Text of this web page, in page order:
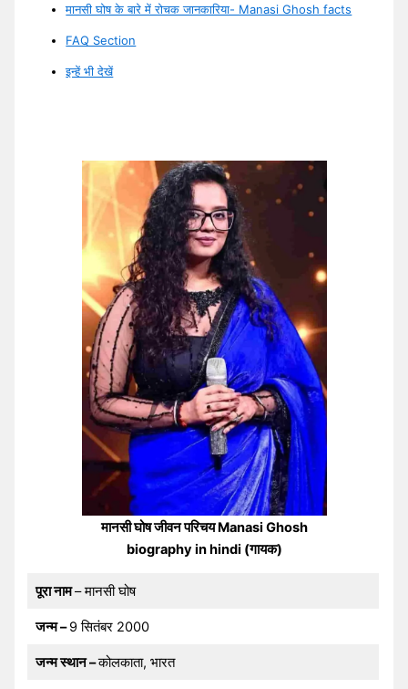
मानसी घोष के बारे में रोचक जानकारिया- Manasi Ghosh facts
FAQ Section
इन्हें भी देखें
मानसी घोष जीवन परिचय Manasi Ghosh
biography in hindi (गायक)
पूरा नाम– मानसी घोष
जन्म –9 सितंबर 2000
जन्म स्थान –कोलकाता, भारत